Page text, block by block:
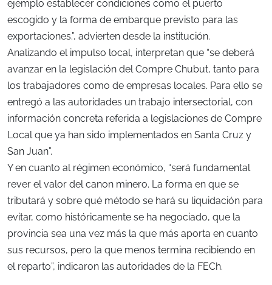
ejemplo establecer condiciones como el puerto
escogido y la forma de embarque previsto para las
exportaciones.”, advierten desde la institución.
Analizando el impulso local, interpretan que “se deberá
avanzar en la legislación del Compre Chubut, tanto para
los trabajadores como de empresas locales. Para ello se
entregó a las autoridades un trabajo intersectorial, con
información concreta referida a legislaciones de Compre
Local que ya han sido implementados en Santa Cruz y
San Juan”.
Y en cuanto al régimen económico, “será fundamental
rever el valor del canon minero. La forma en que se
tributará y sobre qué método se hará su liquidación para
evitar, como históricamente se ha negociado, que la
provincia sea una vez más la que más aporta en cuanto
sus recursos, pero la que menos termina recibiendo en
el reparto”, indicaron las autoridades de la FECh.